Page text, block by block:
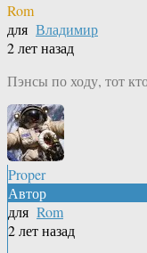
Rom
для Владимир
2 лет назад
Пэнсы по ходу, тот
Proper
Автор
для Rom
2 лет назад